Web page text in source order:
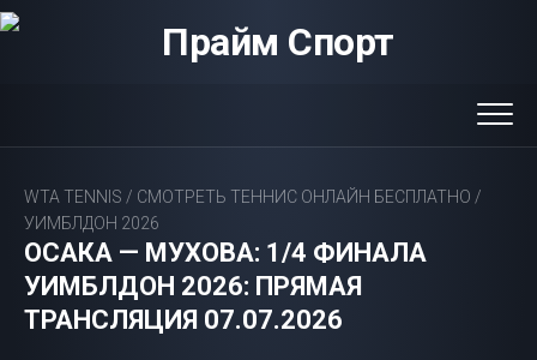
Перейти
к
WTA TENNIS / СМОТРЕТЬ ТЕННИС ОНЛАЙН БЕСПЛАТНО /
УИМБЛДОН 2026
ОСАКА — МУХОВА: 1/4 ФИНАЛА
УИМБЛДОН 2026: ПРЯМАЯ
ТРАНСЛЯЦИЯ 07.07.2026